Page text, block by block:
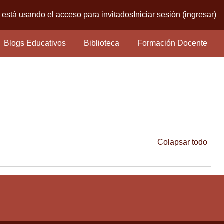
está usando el acceso para invitados Iniciar sesión (ingresar)
Blogs Educativos Biblioteca Formación Docente
Colapsar todo